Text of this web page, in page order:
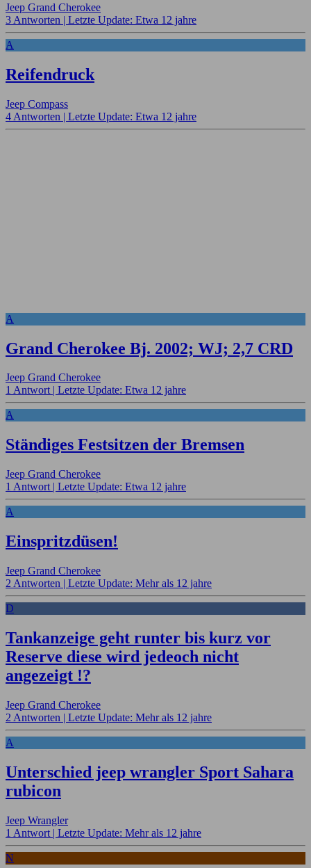
Jeep Grand Cherokee
3 Antworten | Letzte Update: Etwa 12 jahre
A
Reifendruck
Jeep Compass
4 Antworten | Letzte Update: Etwa 12 jahre
A
Grand Cherokee Bj. 2002; WJ; 2,7 CRD
Jeep Grand Cherokee
1 Antwort | Letzte Update: Etwa 12 jahre
A
Ständiges Festsitzen der Bremsen
Jeep Grand Cherokee
1 Antwort | Letzte Update: Etwa 12 jahre
A
Einspritzdüsen!
Jeep Grand Cherokee
2 Antworten | Letzte Update: Mehr als 12 jahre
D
Tankanzeige geht runter bis kurz vor
Reserve diese wird jedeoch nicht
angezeigt !?
Jeep Grand Cherokee
2 Antworten | Letzte Update: Mehr als 12 jahre
A
Unterschied jeep wrangler Sport Sahara
rubicon
Jeep Wrangler
1 Antwort | Letzte Update: Mehr als 12 jahre
N